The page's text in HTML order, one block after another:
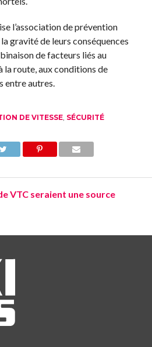
l’association de prévention
gravité de leurs conséquences
de facteurs liés au
la route, aux conditions de
entre autres.
DE VITESSE, SÉCURITÉ
VTC seraient une source